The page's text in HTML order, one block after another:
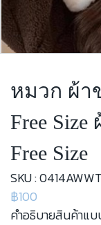
หมวก ผ้า
Free
Free Size
SKU :
฿100
คำอธิบายสินค้าแ